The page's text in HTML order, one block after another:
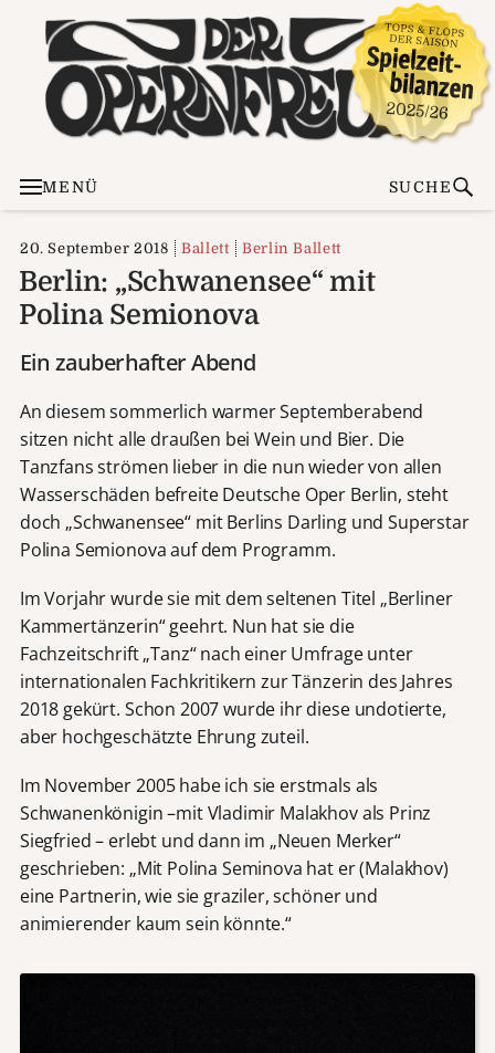
MENÜ SUCHE
20. September 2018 Ballett Berlin Ballett
Berlin: „Schwanensee“ mit
Polina Semionova
Ein zauberhafter Abend
An diesem sommerlich warmer Septemberabend
sitzen nicht alle draußen bei Wein und Bier. Die
Tanzfans strömen lieber in die nun wieder von allen
Wasserschäden befreite Deutsche Oper Berlin, steht
doch „Schwanensee“ mit Berlins Darling und Superstar
Polina Semionova auf dem Programm.
Im Vorjahr wurde sie mit dem seltenen Titel „Berliner
Kammertänzerin“ geehrt. Nun hat sie die
Fachzeitschrift „Tanz“ nach einer Umfrage unter
internationalen Fachkritikern zur Tänzerin des Jahres
2018 gekürt. Schon 2007 wurde ihr diese undotierte,
aber hochgeschätzte Ehrung zuteil.
Im November 2005 habe ich sie erstmals als
Schwanenkönigin –mit Vladimir Malakhov als Prinz
Siegfried – erlebt und dann im „Neuen Merker“
geschrieben: „Mit Polina Seminova hat er (Malakhov)
eine Partnerin, wie sie graziler, schöner und
animierender kaum sein könnte.“